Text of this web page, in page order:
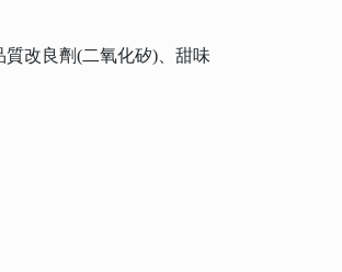
改良劑(二氧化矽)、甜味